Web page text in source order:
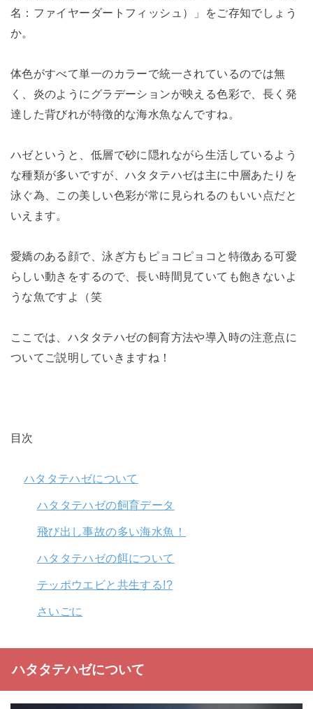
名：ファイヤーダートフィッシュ）」をご存知でしょう
か。
体色がすべて単一のカラーで統一されているのでは無
く、炎のようにグラデーションが映える色彩で、長く発
達した背びれが特徴的な海水魚なんですね。
ハゼというと、低層で砂に隠れながら生活しているよう
な種類が多いですが、ハタタテハゼは主に中層あたりを
泳ぐ為、この美しい色彩が常に見られるのもいい点だと
いえます。
愛嬌のある顔で、泳ぎ方もピョコピョコと特徴ある可愛
らしい動きをするので、長い時間見ていても飽きないよ
うな魚ですよ（笑
ここでは、ハタタテハゼの飼育方法や導入時の注意点に
ついてご説明していきますね！
目次
ハタタテハゼについて
ハタタテハゼの飼育データ
飛び出し事故の多い海水魚！
ハタタテハゼの餌について
テッポウエビと共生する!?
さいごに
ハタタテハゼについて